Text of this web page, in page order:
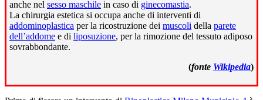
anche nel sesso maschile in caso di ginecomastia.
La chirurgia estetica si occupa anche di interventi di
addominoplastica per la ricostruzione dei muscoli della parete
dell’addome e di liposuzione, per la rimozione del tessuto adiposo
sovrabbondante.
(fonte Wikipedia)